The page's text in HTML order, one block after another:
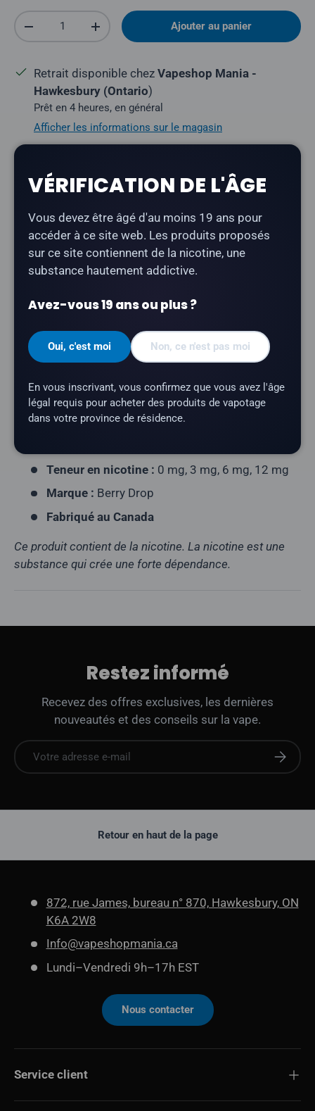
Quantité
Réduire la quantitéAugmenter la quantitéAjouter au panier
Retrait disponible chez Vapeshop Mania -
Hawkesbury (Ontario)
Prêt en 4 heures, en général
Afficher les informations sur le magasin
Description
Berry Drop - Red Appleassocie la pomme rouge à la
Drop. Un e-liquide savoureux fabriqué au Canada, idéal
pour vapoter toute la journée.
Type de produit :E-liquide Freebase
Profil aromatique :
Pomme rouge, framboise
bleue
Contenance du flacon :60 ml
Teneur en nicotine : 0 mg, 3 mg, 6 mg, 12 mg
Marque : Berry Drop
Fabriqué au Canada
Ce produit contient de la nicotine. La nicotine est une
substance qui crée une forte dépendance.
Restez informé
Recevez des offres exclusives, les dernières
nouveautés et des conseils sur la vape.
E-mail
VÉRIFICATION DE L'ÂGE
Vous devez être âgé d'au moins 19 ans pour
accéder à ce site web. Les produits proposés
sur ce site contiennent de la nicotine, une
substance hautement addictive.
Avez-vous 19 ans ou plus ?
Oui, c'est moi Non, ce n'est pas moi
En vous inscrivant, vous confirmez que vous avez l'âge
légal requis pour acheter des produits de vapotage
dans votre province de résidence.
Retour en haut de la page
872, rue James, bureau n° 870, Hawkesbury, ON
K6A 2W8
Info@vapeshopmania.ca
Lundi–Vendredi 9h–17h EST
Nous contacter
Service client